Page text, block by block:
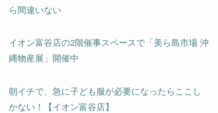
ら間違いない
イオン富谷店の2階催事スペースで「美ら島市場 沖
縄物産展」開催中
朝イチで、急に子ども服が必要になったらここし
かない！【イオン富谷店】